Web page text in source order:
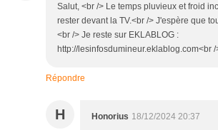
Salut, <br /> Le temps pluvieux et froid
rester devant la TV.<br /> J'espère que
<br /> Je reste sur EKLABLOG :
http://lesinfosdumineur.eklablog.com<br
Répondre
H Honorius 18/12/2024 20:37